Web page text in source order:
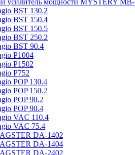
усилитель мощности MYSTERY
BST 130.2
BST 150.4
BST 150.5
BST 250.2
BST 90.4
P1004
P1502
P752
POP 130.4
POP 150.2
POP 90.2
POP 90.4
VAC 110.4
VAC 75.4
DA-1402
DA-1404
DA-2402